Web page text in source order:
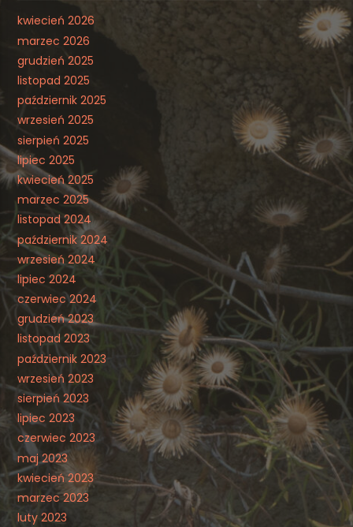
kwiecień 2026
marzec 2026
grudzień 2025
listopad 2025
październik 2025
wrzesień 2025
sierpień 2025
lipiec 2025
kwiecień 2025
marzec 2025
listopad 2024
październik 2024
wrzesień 2024
lipiec 2024
czerwiec 2024
grudzień 2023
listopad 2023
październik 2023
wrzesień 2023
sierpień 2023
lipiec 2023
czerwiec 2023
maj 2023
kwiecień 2023
marzec 2023
luty 2023